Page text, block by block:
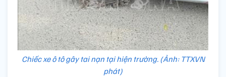
Chiếc xe ô tô gây tai nạn tại hiện trường. (Ảnh: TTXVN
phát)